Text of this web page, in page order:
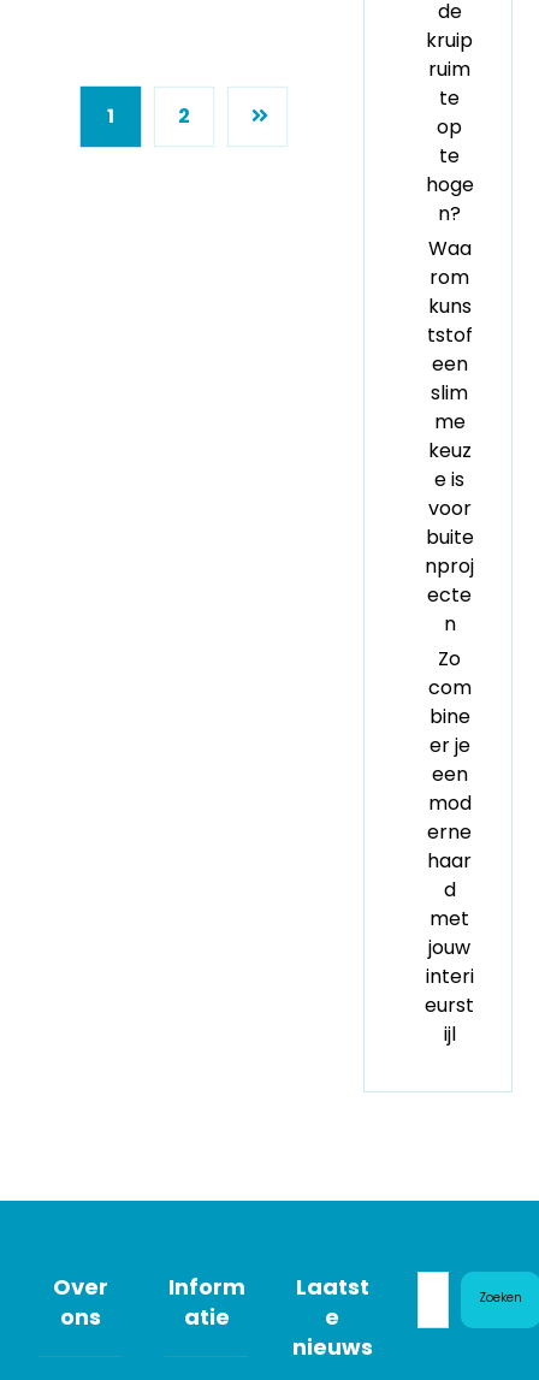
1 2
de
kruip
ruim
te
op
te
hoge
n?
Waa
rom
kuns
tstof
een
slim
me
keuz
e is
voor
buite
nproj
ecte
n
Zo
com
bine
er je
een
mod
erne
haar
d
met
jouw
interi
eurst
ijl
Over
ons
Inform
atie
Laatst
e
nieuws
Zoeken